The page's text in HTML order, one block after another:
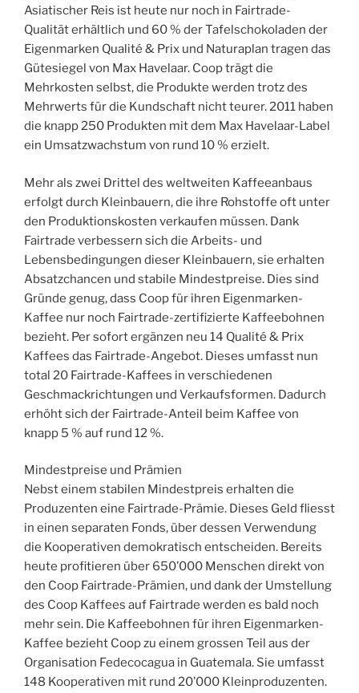
Asiatischer Reis ist heute nur noch in Fairtrade-
Qualität erhältlich und 60 % der Tafelschokoladen der
Eigenmarken Qualité & Prix und Naturaplan tragen das
Gütesiegel von Max Havelaar. Coop trägt die
Mehrkosten selbst, die Produkte werden trotz des
Mehrwerts für die Kundschaft nicht teurer. 2011 haben
die knapp 250 Produkten mit dem Max Havelaar-Label
ein Umsatzwachstum von rund 10 % erzielt.
Mehr als zwei Drittel des weltweiten Kaffeeanbaus
erfolgt durch Kleinbauern, die ihre Rohstoffe oft unter
den Produktionskosten verkaufen müssen. Dank
Fairtrade verbessern sich die Arbeits- und
Lebensbedingungen dieser Kleinbauern, sie erhalten
Absatzchancen und stabile Mindestpreise. Dies sind
Gründe genug, dass Coop für ihren Eigenmarken-
Kaffee nur noch Fairtrade-zertifizierte Kaffeebohnen
bezieht. Per sofort ergänzen neu 14 Qualité & Prix
Kaffees das Fairtrade-Angebot. Dieses umfasst nun
total 20 Fairtrade-Kaffees in verschiedenen
Geschmackrichtungen und Verkaufsformen. Dadurch
erhöht sich der Fairtrade-Anteil beim Kaffee von
knapp 5 % auf rund 12 %.
Mindestpreise und Prämien
Nebst einem stabilen Mindestpreis erhalten die
Produzenten eine Fairtrade-Prämie. Dieses Geld fliesst
in einen separaten Fonds, über dessen Verwendung
die Kooperativen demokratisch entscheiden. Bereits
heute profitieren über 650’000 Menschen direkt von
den Coop Fairtrade-Prämien, und dank der Umstellung
des Coop Kaffees auf Fairtrade werden es bald noch
mehr sein. Die Kaffeebohnen für ihren Eigenmarken-
Kaffee bezieht Coop zu einem grossen Teil aus der
Organisation Fedecocagua in Guatemala. Sie umfasst
148 Kooperativen mit rund 20’000 Kleinproduzenten.